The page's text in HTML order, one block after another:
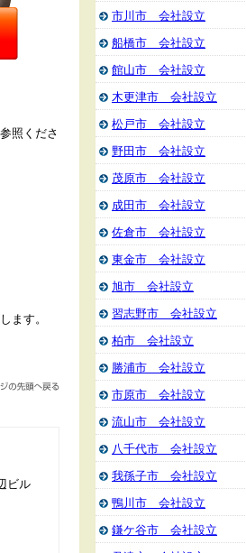
照くださ
ます。
ビル
市川市 会社設立
船橋市 会社設立
館山市 会社設立
木更津市 会社設立
松戸市 会社設立
野田市 会社設立
茂原市 会社設立
成田市 会社設立
佐倉市 会社設立
東金市 会社設立
旭市 会社設立
習志野市 会社設立
柏市 会社設立
勝浦市 会社設立
市原市 会社設立
流山市 会社設立
八千代市 会社設立
我孫子市 会社設立
鴨川市 会社設立
鎌ケ谷市 会社設立